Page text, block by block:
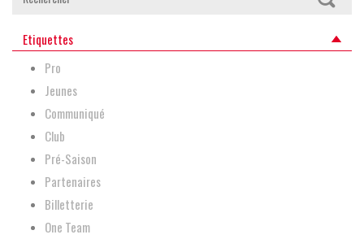
Etiquettes
Pro
Jeunes
Communiqué
Club
Pré-Saison
Partenaires
Billetterie
One Team